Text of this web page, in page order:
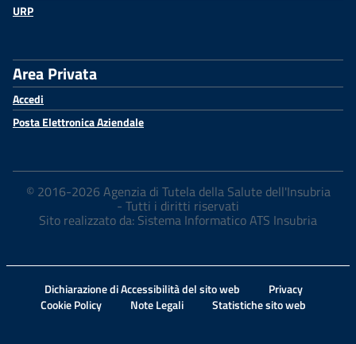
URP
Area Privata
Accedi
Posta Elettronica Aziendale
© 2016-2026 Agenzia di Tutela della Salute dell'Insubria
- Tutti i diritti riservati
Sito realizzato da: Sistema Informatico ATS Insubria
Dichiarazione di Accessibilità del sito web
Privacy
Cookie Policy
Note Legali Statistiche sito web